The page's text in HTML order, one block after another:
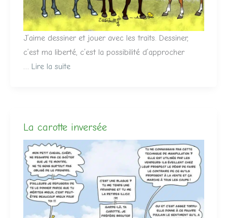
J’aime dessiner et jouer avec les traits. Dessiner,
c’est ma liberté, c’est la possibilité d’approcher
… Lire la suite
La carotte inversée